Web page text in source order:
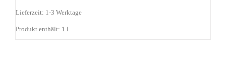
Lieferzeit: 1-3 Werktage
Produkt enthält: 1 l